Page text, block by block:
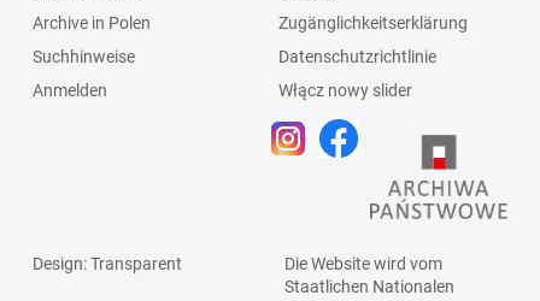
Archive in Polen
Suchhinweise
Anmelden
Zugänglichkeitserklärung
Datenschutzrichtlinie
Włącz nowy slider
Design: Transparent
Die Website wird vom
Staatlichen Nationalen